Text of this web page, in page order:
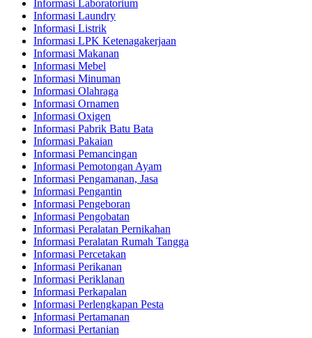
Informasi Laboratorium
Informasi Laundry
Informasi Listrik
Informasi LPK Ketenagakerjaan
Informasi Makanan
Informasi Mebel
Informasi Minuman
Informasi Olahraga
Informasi Ornamen
Informasi Oxigen
Informasi Pabrik Batu Bata
Informasi Pakaian
Informasi Pemancingan
Informasi Pemotongan Ayam
Informasi Pengamanan, Jasa
Informasi Pengantin
Informasi Pengeboran
Informasi Pengobatan
Informasi Peralatan Pernikahan
Informasi Peralatan Rumah Tangga
Informasi Percetakan
Informasi Perikanan
Informasi Periklanan
Informasi Perkapalan
Informasi Perlengkapan Pesta
Informasi Pertamanan
Informasi Pertanian